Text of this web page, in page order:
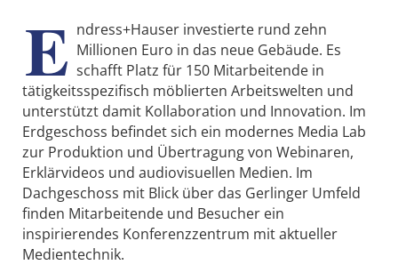
E ndress+Hauser investierte rund zehn
Millionen Euro in das neue Gebäude. Es
schafft Platz für 150 Mitarbeitende in
tätigkeitsspezifisch möblierten Arbeitswelten und
unterstützt damit Kollaboration und Innovation. Im
Erdgeschoss befindet sich ein modernes Media Lab
zur Produktion und Übertragung von Webinaren,
Erklärvideos und audiovisuellen Medien. Im
Dachgeschoss mit Blick über das Gerlinger Umfeld
finden Mitarbeitende und Besucher ein
inspirierendes Konferenzzentrum mit aktueller
Medientechnik.